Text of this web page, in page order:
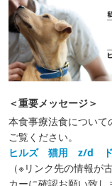
＜重要メッセージ＞
本食事療法食について
ご覧ください。
ヒルズ 猫用 z/d ド
（※リンク先の情報が